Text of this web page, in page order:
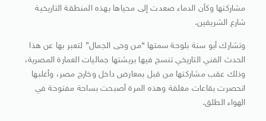
مشاركتها وكأن الدماء صعدت إلى محياها بهذه المنطقة التاريخية
شارع الشريفين.
وتشارك أبو سنة بلوحة سمتها “من وحى الجمال” لتعبر بها عن هذا
الحدث الفني التاريخي تنسج فيها بريشتها جماليات العمارة المصرية،
وذلك عقب مشاركتها من قبل بمعارض داخل وخارج مصر، وأغلبها
انحصرت بقاعات مغلقة وهذه المرة أصبحت بساحة مفتوحة في
الهواء الطلق.